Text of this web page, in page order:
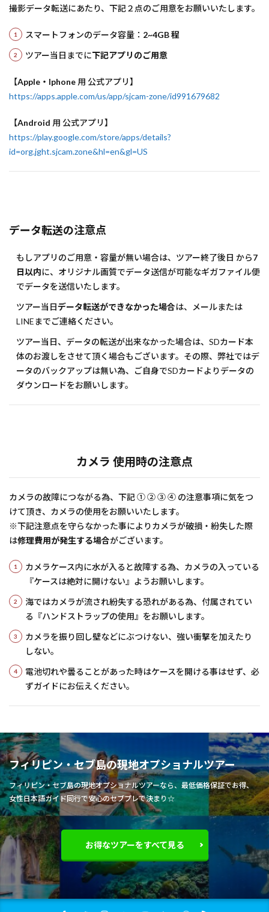
撮影データ転送にあたり、下記２点のご用意をお願いいたします。
スマートフォンのデータ容量： 2~4GB 程
ツアー当日までに下記アプリのご用意
【Apple・Iphone 用 公式アプリ】
https://apps.apple.com/us/app/sjcam-zone/id991679682
【Android 用 公式アプリ】
https://play.google.com/store/apps/details?
id=org.jght.sjcam.zone&hl=en&gl=US
データ転送の注意点
もしアプリのご用意・容量が無い場合は、ツアー終了後日 から7
日以内に、オリジナル画質でデータ送信が可能なギガファイル便
でデータを送信いたします。
ツアー当日データ転送ができなかった場合は、メールまたは
LINEまでご連絡ください。
ツアー当日、データの転送が出来なかった場合は、SDカード本
体のお渡しをさせて頂く場合もございます。その際、弊社ではデ
ータのバックアップは無い為、ご自身でSDカードよりデータの
ダウンロードをお願いします。
カメラ 使用時の注意点
カメラの故障につながる為、下記 ① ② ③ ④ の注意事項に気をつ
けて頂き、カメラの使用をお願いいたします。
※下記注意点を守らなかった事によりカメラが破損・紛失した際
は修理費用が発生する場合がございます。
カメラケース内に水が入ると故障する為、カメラの入っている
『ケースは絶対に開けない』ようお願いします。
海ではカメラが流され紛失する恐れがある為、付属されてい
る『ハンドストラップの使用』をお願いします。
カメラを振り回し壁などにぶつけない、強い衝撃を加えたり
しない。
電池切れや曇ることがあった時はケースを開ける事はせず、必
ずガイドにお伝えください。
フィリピン・セブ島の現地オプショナルツアー
フィリピン・セブ島の現地オプショナルツアーなら、最低価格保証でお得、
女性日本語ガイド同行で安心のセブプレで決まり☆
お得なツアーをすべて見る